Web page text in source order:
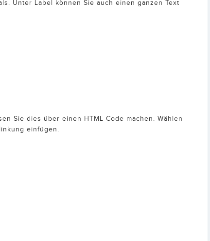
Unter Label können Sie auch einen ganzen Text
Sie dies über einen HTML Code machen. Wählen
einfügen.